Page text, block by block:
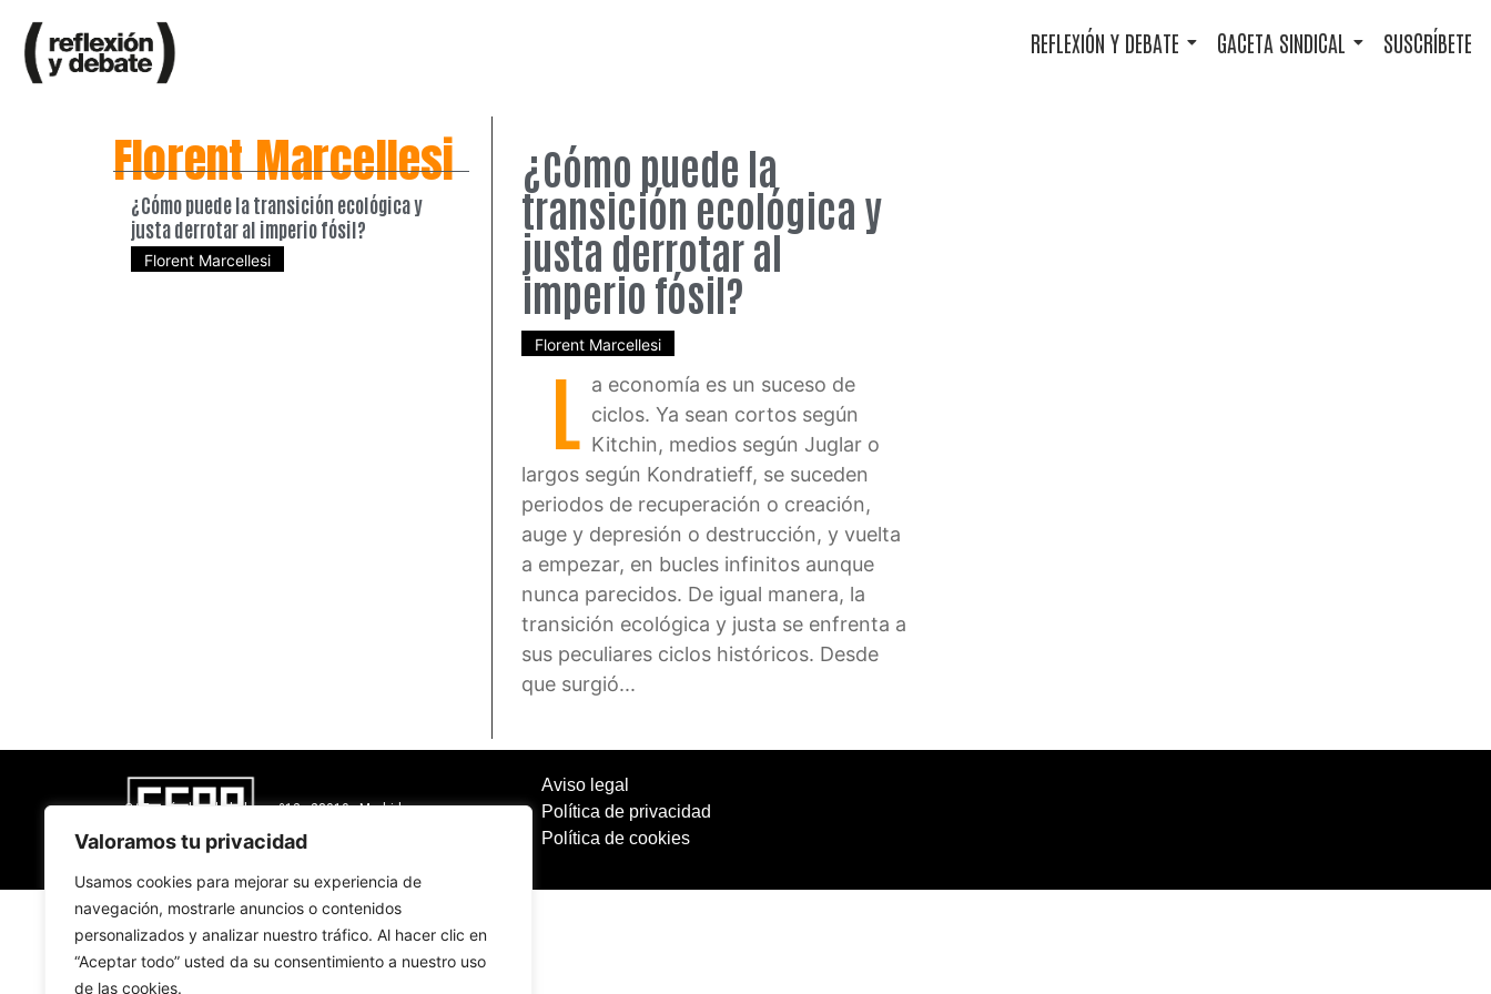
Valoramos tu privacidad
Usamos cookies para mejorar su experiencia de
navegación, mostrarle anuncios o contenidos
personalizados y analizar nuestro tráfico. Al hacer clic en
“Aceptar todo” usted da su consentimiento a nuestro uso
de las cookies.
REFLEXIÓN Y DEBATE GACETA SINDICAL SUSCRÍBETE
Florent Marcellesi
¿Cómo puede la transición ecológica y
justa derrotar al imperio fósil?
Florent Marcellesi
¿Cómo puede la
transición ecológica y
justa derrotar al
imperio fósil?
Florent Marcellesi
L
a economía es un suceso de
ciclos. Ya sean cortos según
Kitchin, medios según Juglar o
largos según Kondratieff, se suceden
periodos de recuperación o creación,
auge y depresión o destrucción, y vuelta
a empezar, en bucles infinitos aunque
nunca parecidos. De igual manera, la
transición ecológica y justa se enfrenta a
sus peculiares ciclos históricos. Desde
que surgió...
C/ Fernández de la hoz nº12 - 28010 - Madrid
Aviso legal
Política de privacidad
Política de cookies